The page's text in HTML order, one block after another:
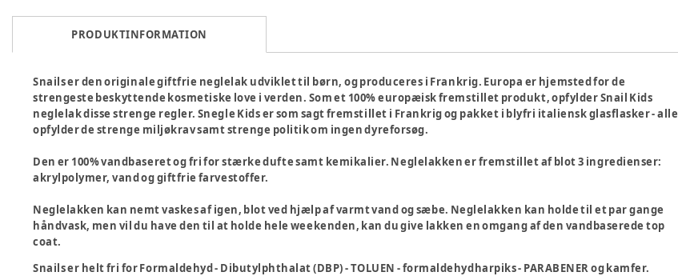
PRODUKTINFORMATION
Snails er den originale giftfrie neglelak udviklet til børn, og produceres i Frankrig. Europa er hjemsted for de
strengeste beskyttende kosmetiske love i verden. Som et 100% europæisk fremstillet produkt, opfylder Snail Kids
neglelak disse strenge regler. Snegle Kids er som sagt fremstillet i Frankrig og pakket i blyfri italiensk glasflasker - alle
opfylder de strenge miljøkrav samt strenge politik om ingen dyreforsøg.
Den er 100% vandbaseret og fri for stærke dufte samt kemikalier. Neglelakken er fremstillet af blot 3 ingredienser:
akrylpolymer, vand og giftfrie farvestoffer.
Neglelakken kan nemt vaskes af igen, blot ved hjælp af varmt vand og sæbe. Neglelakken kan holde til et par gange
håndvask, men vil du have den til at holde hele weekenden, kan du give lakken en omgang af den vandbaserede top
coat.
Snails er helt fri for Formaldehyd - Dibutylphthalat (DBP) - TOLUEN - formaldehydharpiks - PARABENER og kamfer.